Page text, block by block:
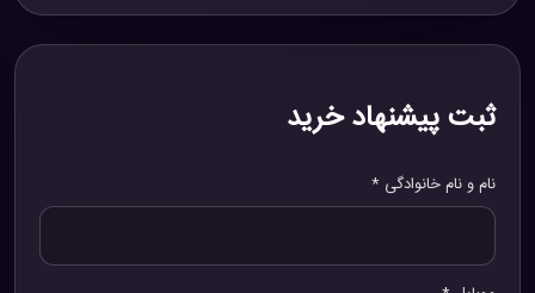
ثبت پیشنهاد خرید
نام و نام خانوادگی *